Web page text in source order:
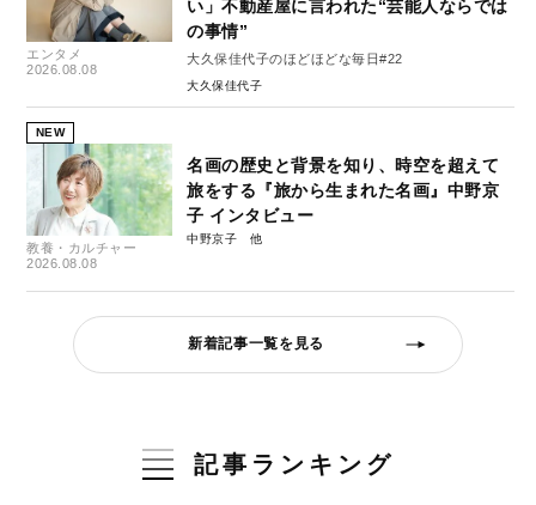
エンタメ
2026.08.08
い」不動産屋に言われた“芸能人ならでは
の事情”
大久保佳代子のほどほどな毎日#22
大久保佳代子
NEW
教養・カルチャー
2026.08.08
名画の歴史と背景を知り、時空を超えて
旅をする『旅から生まれた名画』中野京
子 インタビュー
中野京子
新着記事一覧を見る
記事ランキング